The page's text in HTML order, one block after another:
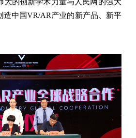
大的创新学术力量与人民网的强大
造中国VR/AR产业的新产品、新平